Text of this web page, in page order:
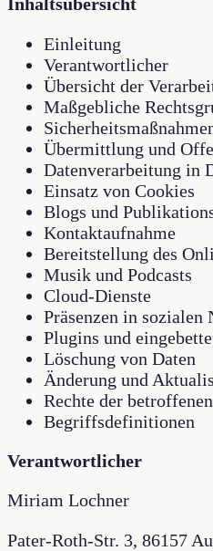
Einleitung
Verantwortlicher
Übersicht der
Maßgebliche
Übermittlung und
Datenverarbeitung in
Einsatz von Cookies
Blogs und
Kontaktaufnahme
Bereitstellung des
Musik und Podcasts
Cloud-Dienste
Präsenzen in sozialen
Plugins und
Löschung von Daten
Änderung und
Rechte der
Begriffsdefinitionen
Verantwortlicher
Miriam Lochner
Pater-Roth-Str. 3, 86157